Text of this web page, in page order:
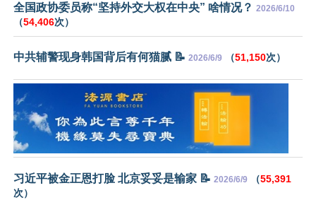
全国政协委员称“坚持外交大权在中央” 啥情况？ 2026/6/10
（54,406次）
中共辅警现身韩国背后有何猫腻 📝 2026/6/9 （51,150次）
习近平被金正恩打脸 北京妥妥是输家 📝 2026/6/9 （55,391
次）